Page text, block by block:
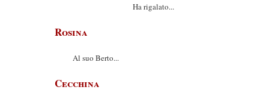
Ha rigalato...
Rosina
Al suo Berto...
Cecchina